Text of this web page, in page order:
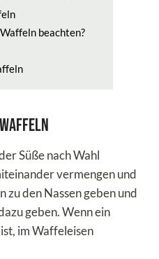
beachten?
Süße nach Wahl
vermengen und
zu den Nassen geben und
geben. Wenn ein
im Waffeleisen